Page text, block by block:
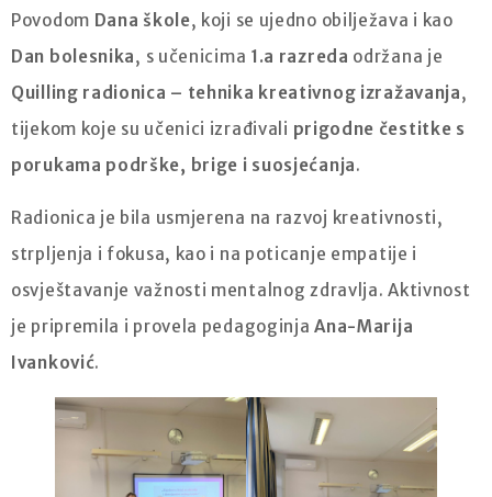
Povodom Dana škole, koji se ujedno obilježava i kao
Dan bolesnika, s učenicima 1.a razreda održana je
Quilling radionica – tehnika kreativnog izražavanja,
tijekom koje su učenici izrađivali prigodne čestitke s
porukama podrške, brige i suosjećanja.
Radionica je bila usmjerena na razvoj kreativnosti,
strpljenja i fokusa, kao i na poticanje empatije i
osvještavanje važnosti mentalnog zdravlja. Aktivnost
je pripremila i provela pedagoginjaAna-Marija
Ivanković.